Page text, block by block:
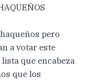
pero
a votar este
que encabeza
que los